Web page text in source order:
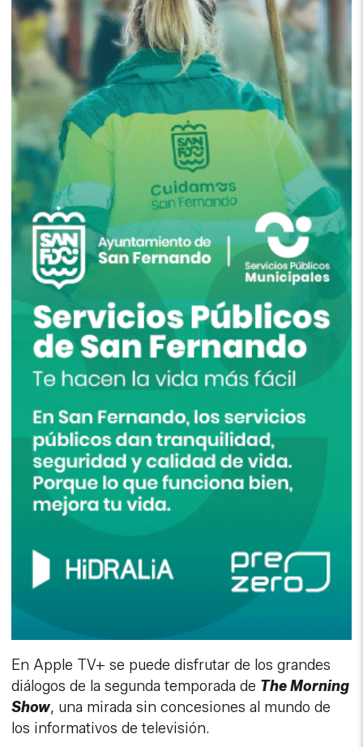
En Apple TV+ se puede disfrutar de los grandes
diálogos de la segunda temporada de The Morning
Show, una mirada sin concesiones al mundo de
los informativos de televisión.